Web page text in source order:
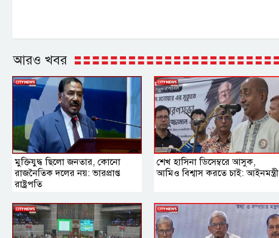
আরও খবর
মুক্তিযুদ্ধ ছিলো জনতার, কোনো
রাজনৈতিক দলের নয়: ভারপ্রাপ্ত
রাষ্ট্রপতি
শেখ হাসিনা ডিসেম্বরে আসুক,
আমিও বিশ্বাস করতে চাই: আইনমন্ত্রী